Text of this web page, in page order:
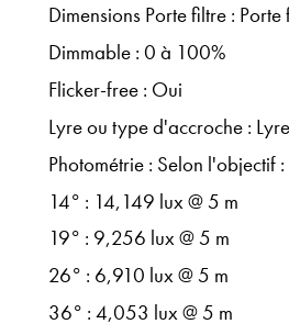
Dimensions Porte filtre :
Dimmable : 0 à 100%
Flicker-free : Oui
Lyre ou type d'accroche :
Photométrie : Selon l'objectif :
14° : 14,149 lux @ 5 m
19° : 9,256 lux @ 5 m
26° : 6,910 lux @ 5 m
36° : 4,053 lux @ 5 m